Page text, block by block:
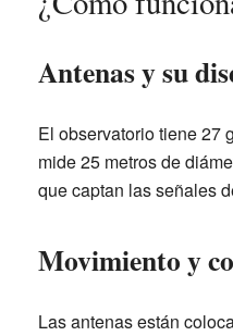
Antenas y su
El observatorio tiene 27
mide 25 metros de
que captan las señales
Movimiento y
Las antenas están